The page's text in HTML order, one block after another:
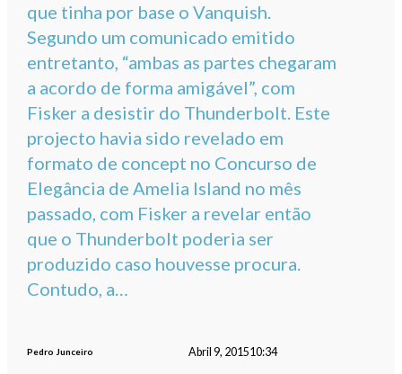
que tinha por base o Vanquish.
Segundo um comunicado emitido
entretanto, “ambas as partes chegaram
a acordo de forma amigável”, com
Fisker a desistir do Thunderbolt. Este
projecto havia sido revelado em
formato de concept no Concurso de
Elegância de Amelia Island no mês
passado, com Fisker a revelar então
que o Thunderbolt poderia ser
produzido caso houvesse procura.
Contudo, a…
Pedro Junceiro Abril 9, 201510:34